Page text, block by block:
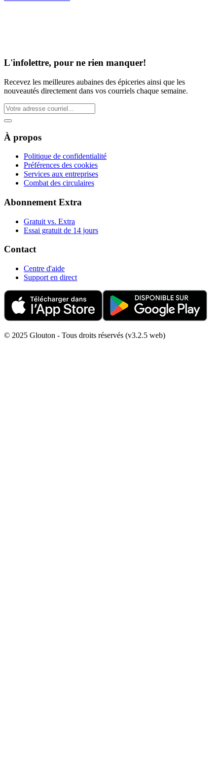
L'infolettre, pour ne rien manquer!
Recevez les meilleures aubaines des épiceries ainsi que les
nouveautés directement dans vos courriels chaque semaine.
À propos
Politique de confidentialité
Préférences des cookies
Services aux entreprises
Combat des circulaires
Abonnement Extra
Gratuit vs. Extra
Essai gratuit de 14 jours
Contact
Centre d'aide
Support en direct
© 2025 Glouton - Tous droits réservés (v3.2.5 web)